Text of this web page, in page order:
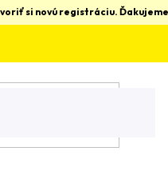
si novú registráciu.